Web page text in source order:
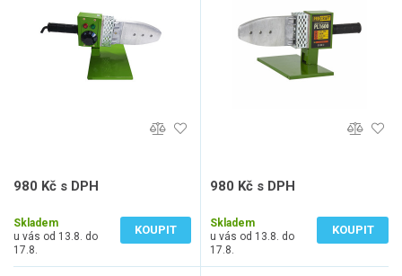
980 Kč s DPH
Skladem
u vás od 13.8. do
17.8.
KOUPIT
980 Kč s DPH
Skladem
u vás od 13.8. do
17.8.
KOUPIT